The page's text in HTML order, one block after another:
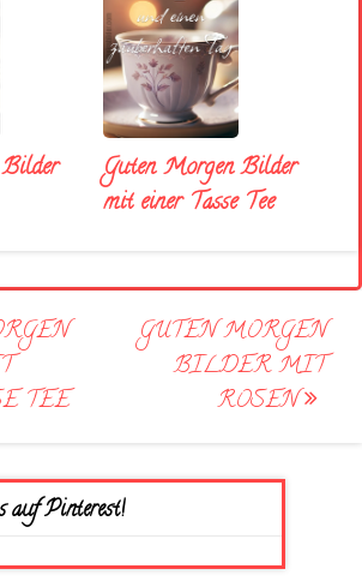
Guten Morgen Bilder
mit einer Tasse Tee
TEE
GUTEN MORGEN
BILDER MIT
ROSEN
auf Pinterest!